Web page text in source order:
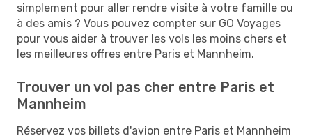
simplement pour aller rendre visite à votre famille ou
à des amis ? Vous pouvez compter sur GO Voyages
pour vous aider à trouver les vols les moins chers et
les meilleures offres entre Paris et Mannheim.
Trouver un vol pas cher entre Paris et
Mannheim
Réservez vos billets d'avion entre Paris et Mannheim